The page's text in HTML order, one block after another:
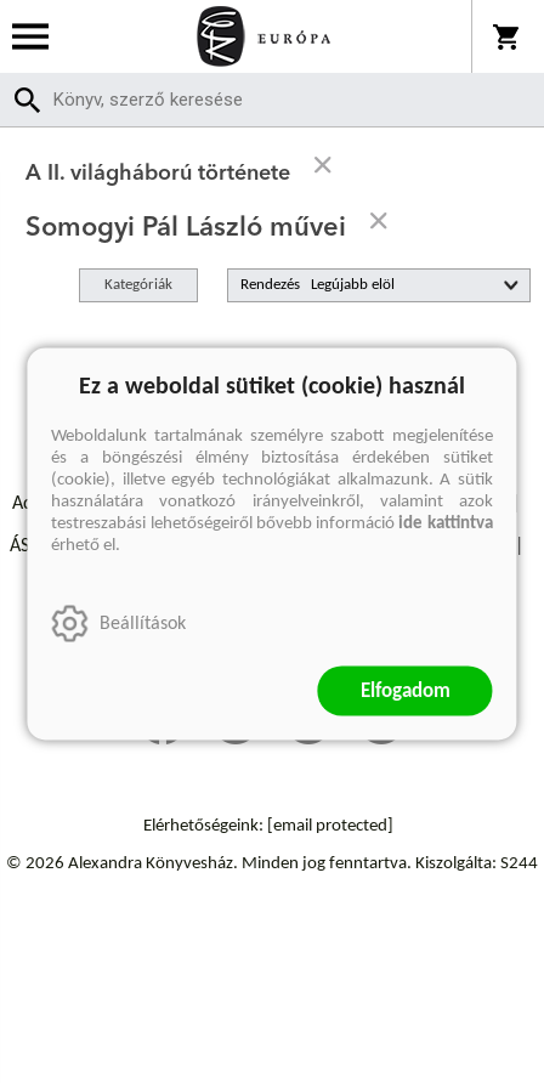
A II. világháború története
Somogyi Pál László művei
Kategóriák Rendezés
A keresett kifejezésre nincs találat
Adatvédelmi szabályzatok Elállási felmondási nyilatkozat
ÁSZF - Vásárlási feltételek
Szállítási információk
Elérhetőségeink: [email protected]
© 2026 Alexandra Könyvesház. Minden jog fenntartva. Kiszolgálta: S244
Ez a weboldal sütiket (cookie) használ
Weboldalunk tartalmának személyre szabott megjelenítése
és a böngészési élmény biztosítása érdekében sütiket
(cookie), illetve egyéb technológiákat alkalmazunk. A sütik
használatára vonatkozó irányelveinkről, valamint azok
testreszabási lehetőségeiről bővebb információide kattintva
érhető el.
Beállítások
Elfogadom